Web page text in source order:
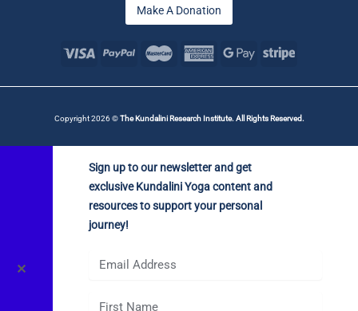
Make A Donation
Copyright 2026 ©The Kundalini Research Institute. All Rights Reserved.
✕
Sign up to our newsletter and get
exclusive Kundalini Yoga content and
resources to support your personal
journey!